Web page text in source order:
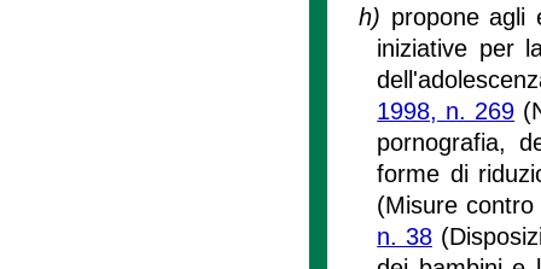
h) propone agli
iniziative per
1998, n. 269
pornografia,
forme di
(Misure
n. 38